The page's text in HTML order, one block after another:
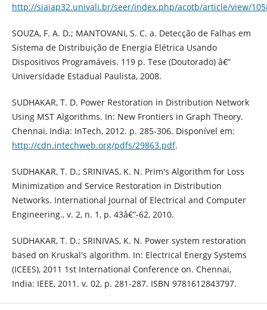
http://siaiap32.univali.br/seer/index.php/acotb/article/view/
SOUZA, F. A. D.; MANTOVANI, S. C. a. Detecção de Falhas em
Sistema de Distribuição de Energia Elétrica Usando
Dispositivos Programáveis. 119 p. Tese (Doutorado) â€”
Universidade Estadual Paulista, 2008.
SUDHAKAR, T. D. Power Restoration in Distribution Network
Using MST Algorithms. In: New Frontiers in Graph Theory.
Chennai, India: InTech, 2012. p. 285-306. Disponível em:
http://cdn.intechweb.org/pdfs/29863.pdf.
SUDHAKAR, T. D.; SRINIVAS, K. N. Prim's Algorithm for Loss
Minimization and Service Restoration in Distribution
Networks. International Journal of Electrical and Computer
Engineering., v. 2, n. 1, p. 43â€”-62, 2010.
SUDHAKAR, T. D.; SRINIVAS, K. N. Power system restoration
based on Kruskal's algorithm. In: Electrical Energy Systems
(ICEES), 2011 1st International Conference on. Chennai,
India: IEEE, 2011. v. 02, p. 281-287. ISBN 9781612843797.